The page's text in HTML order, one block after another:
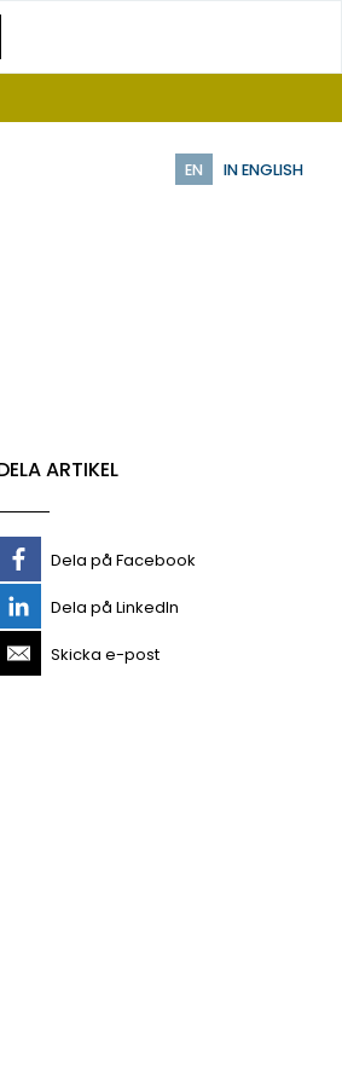
EN IN ENGLISH
ARTIKEL
Dela på Facebook
Dela på LinkedIn
Skicka e-post